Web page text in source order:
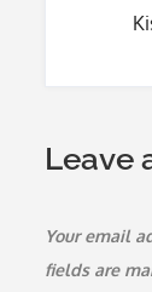
Leave
Your email
fields are